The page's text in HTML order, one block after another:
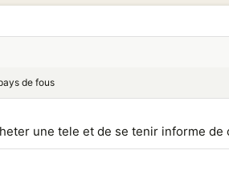
de fous
une tele et de se tenir informe